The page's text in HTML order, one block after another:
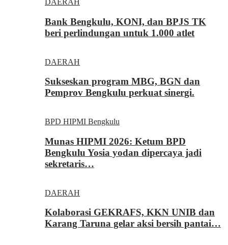
DAERAH
Bank Bengkulu, KONI, dan BPJS TK
beri perlindungan untuk 1.000 atlet
DAERAH
Sukseskan program MBG, BGN dan
Pemprov Bengkulu perkuat sinergi.
BPD HIPMI Bengkulu
Munas HIPMI 2026: Ketum BPD
Bengkulu Yosia yodan dipercaya jadi
sekretaris…
DAERAH
Kolaborasi GEKRAFS, KKN UNIB dan
Karang Taruna gelar aksi bersih pantai…